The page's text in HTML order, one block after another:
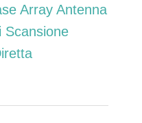
Array Antenna
Scansione